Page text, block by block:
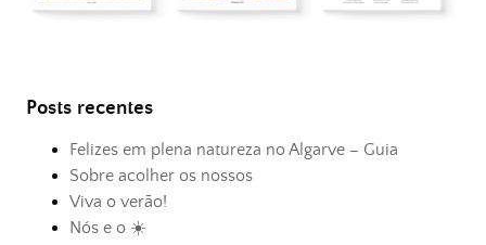
Posts recentes
Felizes em plena natureza no Algarve – Guia
Sobre acolher os nossos
Viva o verão!
Nós e o ☀️